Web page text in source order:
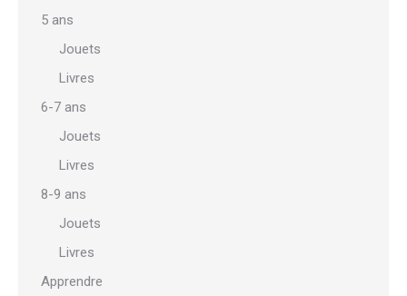
5 ans
Jouets
Livres
6-7 ans
Jouets
Livres
8-9 ans
Jouets
Livres
Apprendre